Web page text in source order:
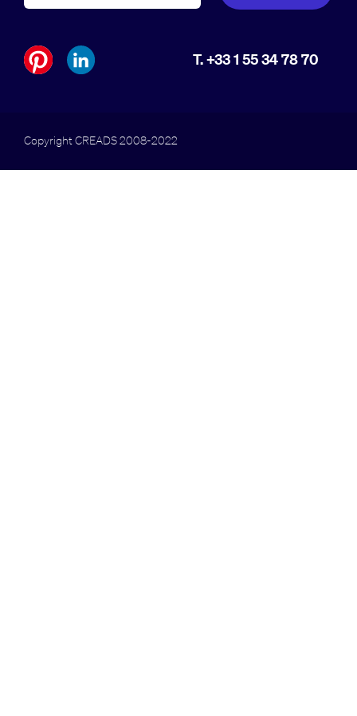
T. +33 1 55 34 78 70
Copyright CREADS 2008-2022